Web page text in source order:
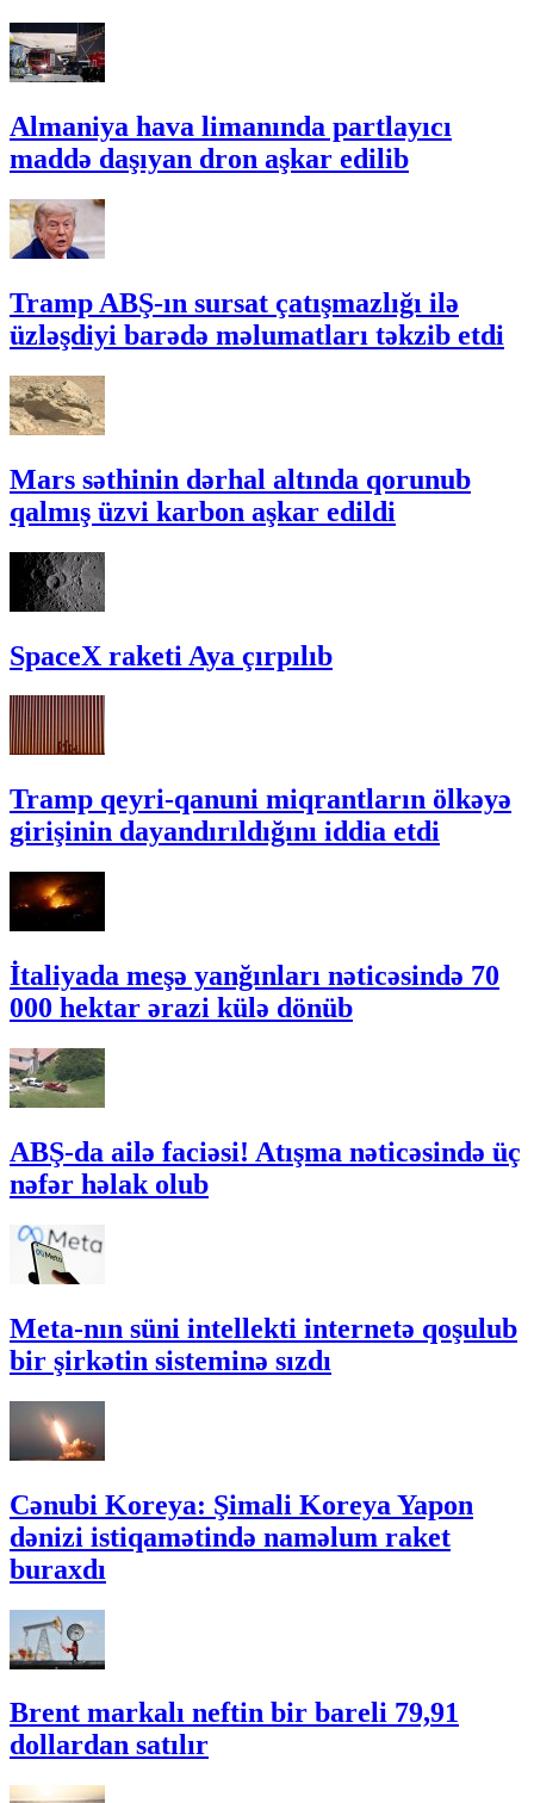
Almaniya hava limanında partlayıcı
maddə daşıyan dron aşkar edilib
Tramp ABŞ-ın sursat çatışmazlığı ilə
üzləşdiyi barədə məlumatları təkzib etdi
Mars səthinin dərhal altında qorunub
qalmış üzvi karbon aşkar edildi
SpaceX raketi Aya çırpılıb
Tramp qeyri-qanuni miqrantların ölkəyə
girişinin dayandırıldığını iddia etdi
İtaliyada meşə yanğınları nəticəsində 70
000 hektar ərazi külə dönüb
ABŞ-da ailə faciəsi! Atışma nəticəsində üç
nəfər həlak olub
Meta-nın süni intellekti internetə qoşulub
bir şirkətin sisteminə sızdı
Cənubi Koreya: Şimali Koreya Yapon
dənizi istiqamətində naməlum raket
buraxdı
Brent markalı neftin bir bareli 79,91
dollardan satılır